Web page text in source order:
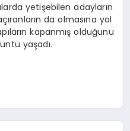
yetişebilen adayların
da olmasına yol
kapanmış olduğunu
yaşadı.